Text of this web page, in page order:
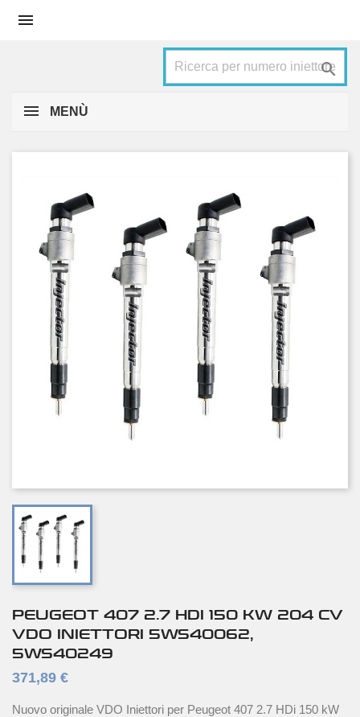


MENÙ
PEUGEOT 407 2.7 HDI 150 KW 204 CV
VDO INIETTORI 5WS40062,
5WS40249
371,89 €
Nuovo originale VDO Iniettori per Peugeot 407 2.7 HDi 150 kW